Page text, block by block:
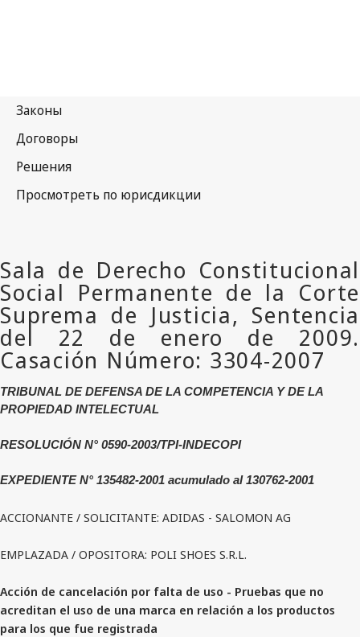
TRIBUNAL DE DEFENSA DE LA COMPETENCIA Y DE LA
PROPIEDAD INTELECTUAL
RESOLUCIÓN N° 0590-2003/TPI-INDECOPI
EXPEDIENTE N° 135482-2001 acumulado al 130762-2001
ACCIONANTE / SOLICITANTE: ADIDAS - SALOMON AG
EMPLAZADA / OPOSITORA: POLI SHOES S.R.L.
Acción de cancelación por falta de uso - Pruebas que no
acreditan el uso de una marca en relación a los productos
para los que fue registrada